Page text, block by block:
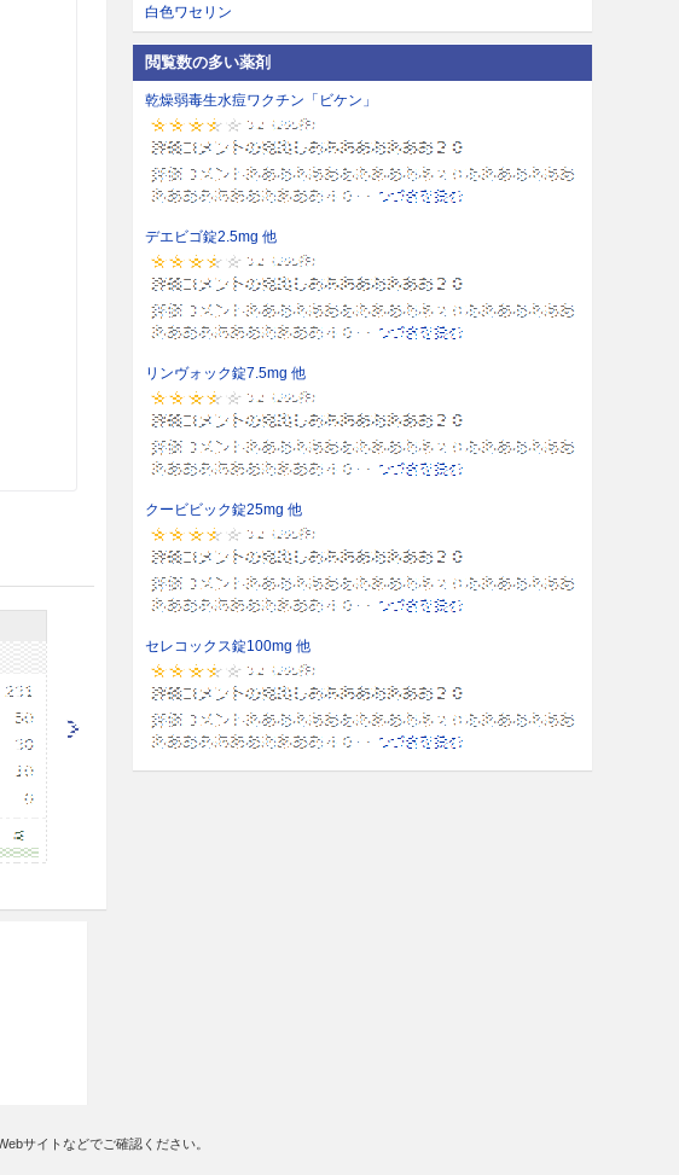
白色ワセリン
閲覧数の多い薬剤
乾燥弱毒生水痘ワクチン「ビケン」
デエビゴ錠2.5mg 他
リンヴォック錠7.5mg 他
クービビック錠25mg 他
セレコックス錠100mg 他
サイトなどでご確認ください。